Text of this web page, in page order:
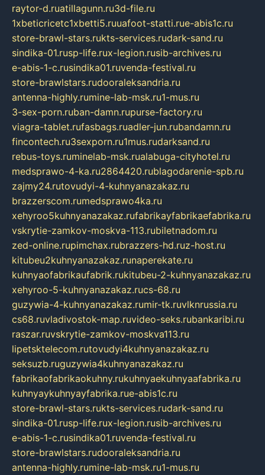
raytor-d.ruatillagunn.ru3d-file.ru
1xbeticricetc1xbetti5.ruuafoot-statti.rue-abis1c.ru
store-brawl-stars.rukts-services.rudark-sand.ru
sindika-01.rusp-life.rux-legion.rusib-archives.ru
e-abis-1-c.rusindika01.ruvenda-festival.ru
store-brawlstars.rudooraleksandria.ru
antenna-highly.rumine-lab-msk.ru1-mus.ru
3-sex-porn.ruban-damn.rupurse-factory.ru
viagra-tablet.rufasbags.ruadler-jun.rubandamn.ru
fincontech.ru3sexporn.ru1mus.rudarksand.ru
rebus-toys.ruminelab-msk.rualabuga-cityhotel.ru
medsprawo-4-ka.ru2864420.rublagodarenie-spb.ru
zajmy24.rutovudyi-4-kuhnyanazakaz.ru
brazzerscom.rumedsprawo4ka.ru
xehyroo5kuhnyanazakaz.rufabrikayfabrikaefabrika.ru
vskrytie-zamkov-moskva-113.rubiletnadom.ru
zed-online.rupimchax.rubrazzers-hd.ruz-host.ru
kitubeu2kuhnyanazakaz.runaperekate.ru
kuhnyaofabrikaufabrik.rukitubeu-2-kuhnyanazakaz.ru
xehyroo-5-kuhnyanazakaz.rucs-68.ru
guzywia-4-kuhnyanazakaz.rumir-tk.ruvlknrussia.ru
cs68.ruvladivostok-map.ruvideo-seks.rubankaribi.ru
raszar.ruvskrytie-zamkov-moskva113.ru
lipetsktelecom.rutovudyi4kuhnyanazakaz.ru
seksuzb.ruguzywia4kuhnyanazakaz.ru
fabrikaofabrikaokuhny.rukuhnyaekuhnyaafabrika.ru
kuhnyaykuhnyayfabrika.rue-abis1c.ru
store-brawl-stars.rukts-services.rudark-sand.ru
sindika-01.rusp-life.rux-legion.rusib-archives.ru
e-abis-1-c.rusindika01.ruvenda-festival.ru
store-brawlstars.rudooraleksandria.ru
antenna-highly.rumine-lab-msk.ru1-mus.ru